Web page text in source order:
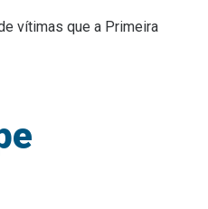
vítimas que a Primeira